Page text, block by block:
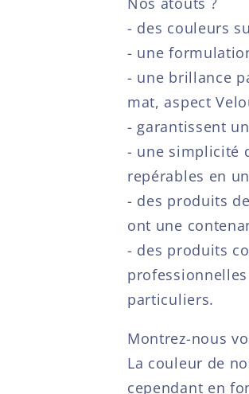
- des couleurs
- une
- une brillance
mat, aspect
- garantissent
- une simplicité
repérables en
- des produits
ont une
- des produits
particuliers.
Montrez-nous
La couleur de
cependant en